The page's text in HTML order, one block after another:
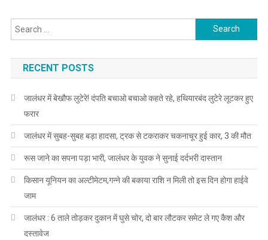
Search for:
RECENT POSTS
जालंधर में बेखौफ लुटेरे! दंपति बचाओ बचाओ कहते रहे, हथियारबंद लुटेरे लूटकर हुए
फरार
जालंधर में सुबह-सुबह बड़ा हादसा, ट्रक से टकराकर चकनाचूर हुई कार, 3 की मौत
रूस जाने का सपना पड़ा भारी, जालंधर के युवक ने सुनाई दर्दभरी दास्तान
किसान यूनियन का अल्टीमेटम,गन्ने की बकाया राशि न मिली तो इस दिन होगा हाईवे
जाम
जालंधर : 6 ताले तोड़कर दुकान में घुसे चोर, दो बार लौटकर समेट ले गए कैश और
दस्तावेज